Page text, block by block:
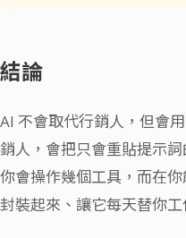
結論
AI 不會取代行銷人，但會
銷人，會把只會重貼提示
你會操作幾個工具，而在
封裝起來、讓它每天替你工